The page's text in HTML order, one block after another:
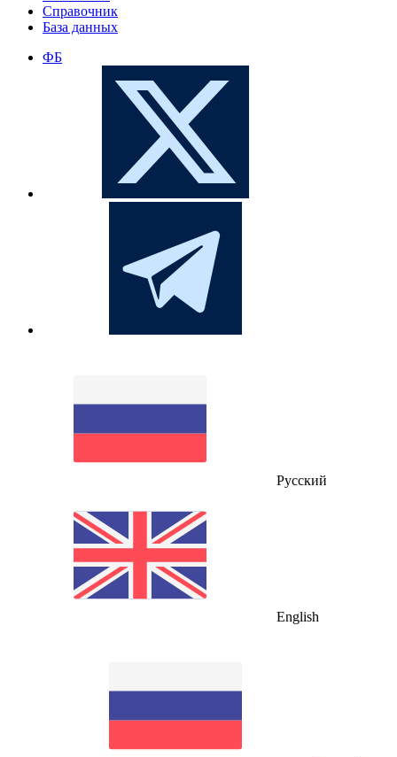
Справочник
База данных
ФБ
Русский
English